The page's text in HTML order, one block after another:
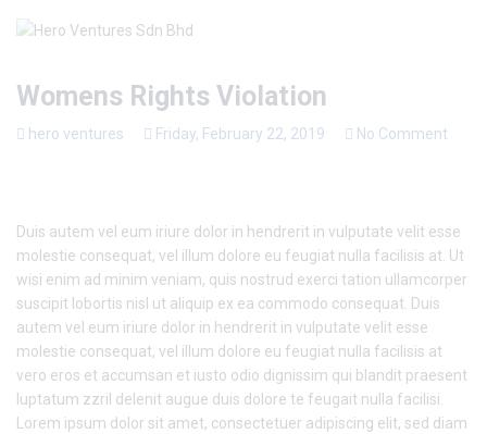
Womens Rights Violation
hero ventures Friday, February 22, 2019 No Comment
Duis autem vel eum iriure dolor in hendrerit in vulputate velit esse
molestie consequat, vel illum dolore eu feugiat nulla facilisis at. Ut
wisi enim ad minim veniam, quis nostrud exerci tation ullamcorper
suscipit lobortis nisl ut aliquip ex ea commodo consequat. Duis
autem vel eum iriure dolor in hendrerit in vulputate velit esse
molestie consequat, vel illum dolore eu feugiat nulla facilisis at
vero eros et accumsan et iusto odio dignissim qui blandit praesent
luptatum zzril delenit augue duis dolore te feugait nulla facilisi.
Lorem ipsum dolor sit amet, consectetuer adipiscing elit, sed diam